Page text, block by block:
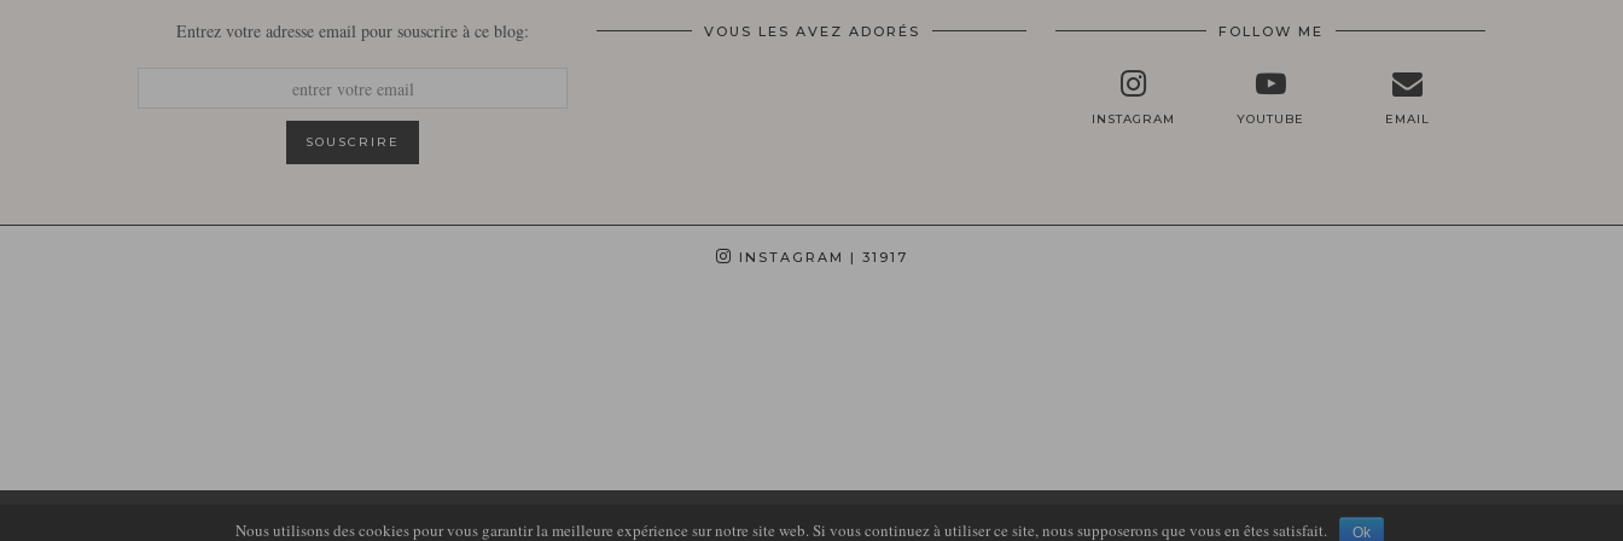
Entrez votre adresse email pour souscrire à ce blog: VOUS LES AVEZ ADORÉS FOLLOW ME
INSTAGRAM YOUTUBE EMAIL
INSTAGRAM | 31917
THEME DESIGN BY
Nous utilisons des cookies pour vous garantir la meilleure expérience sur notre site web. Si vous continuez à utiliser ce site, nous supposerons que vous en êtes satisfait. Ok